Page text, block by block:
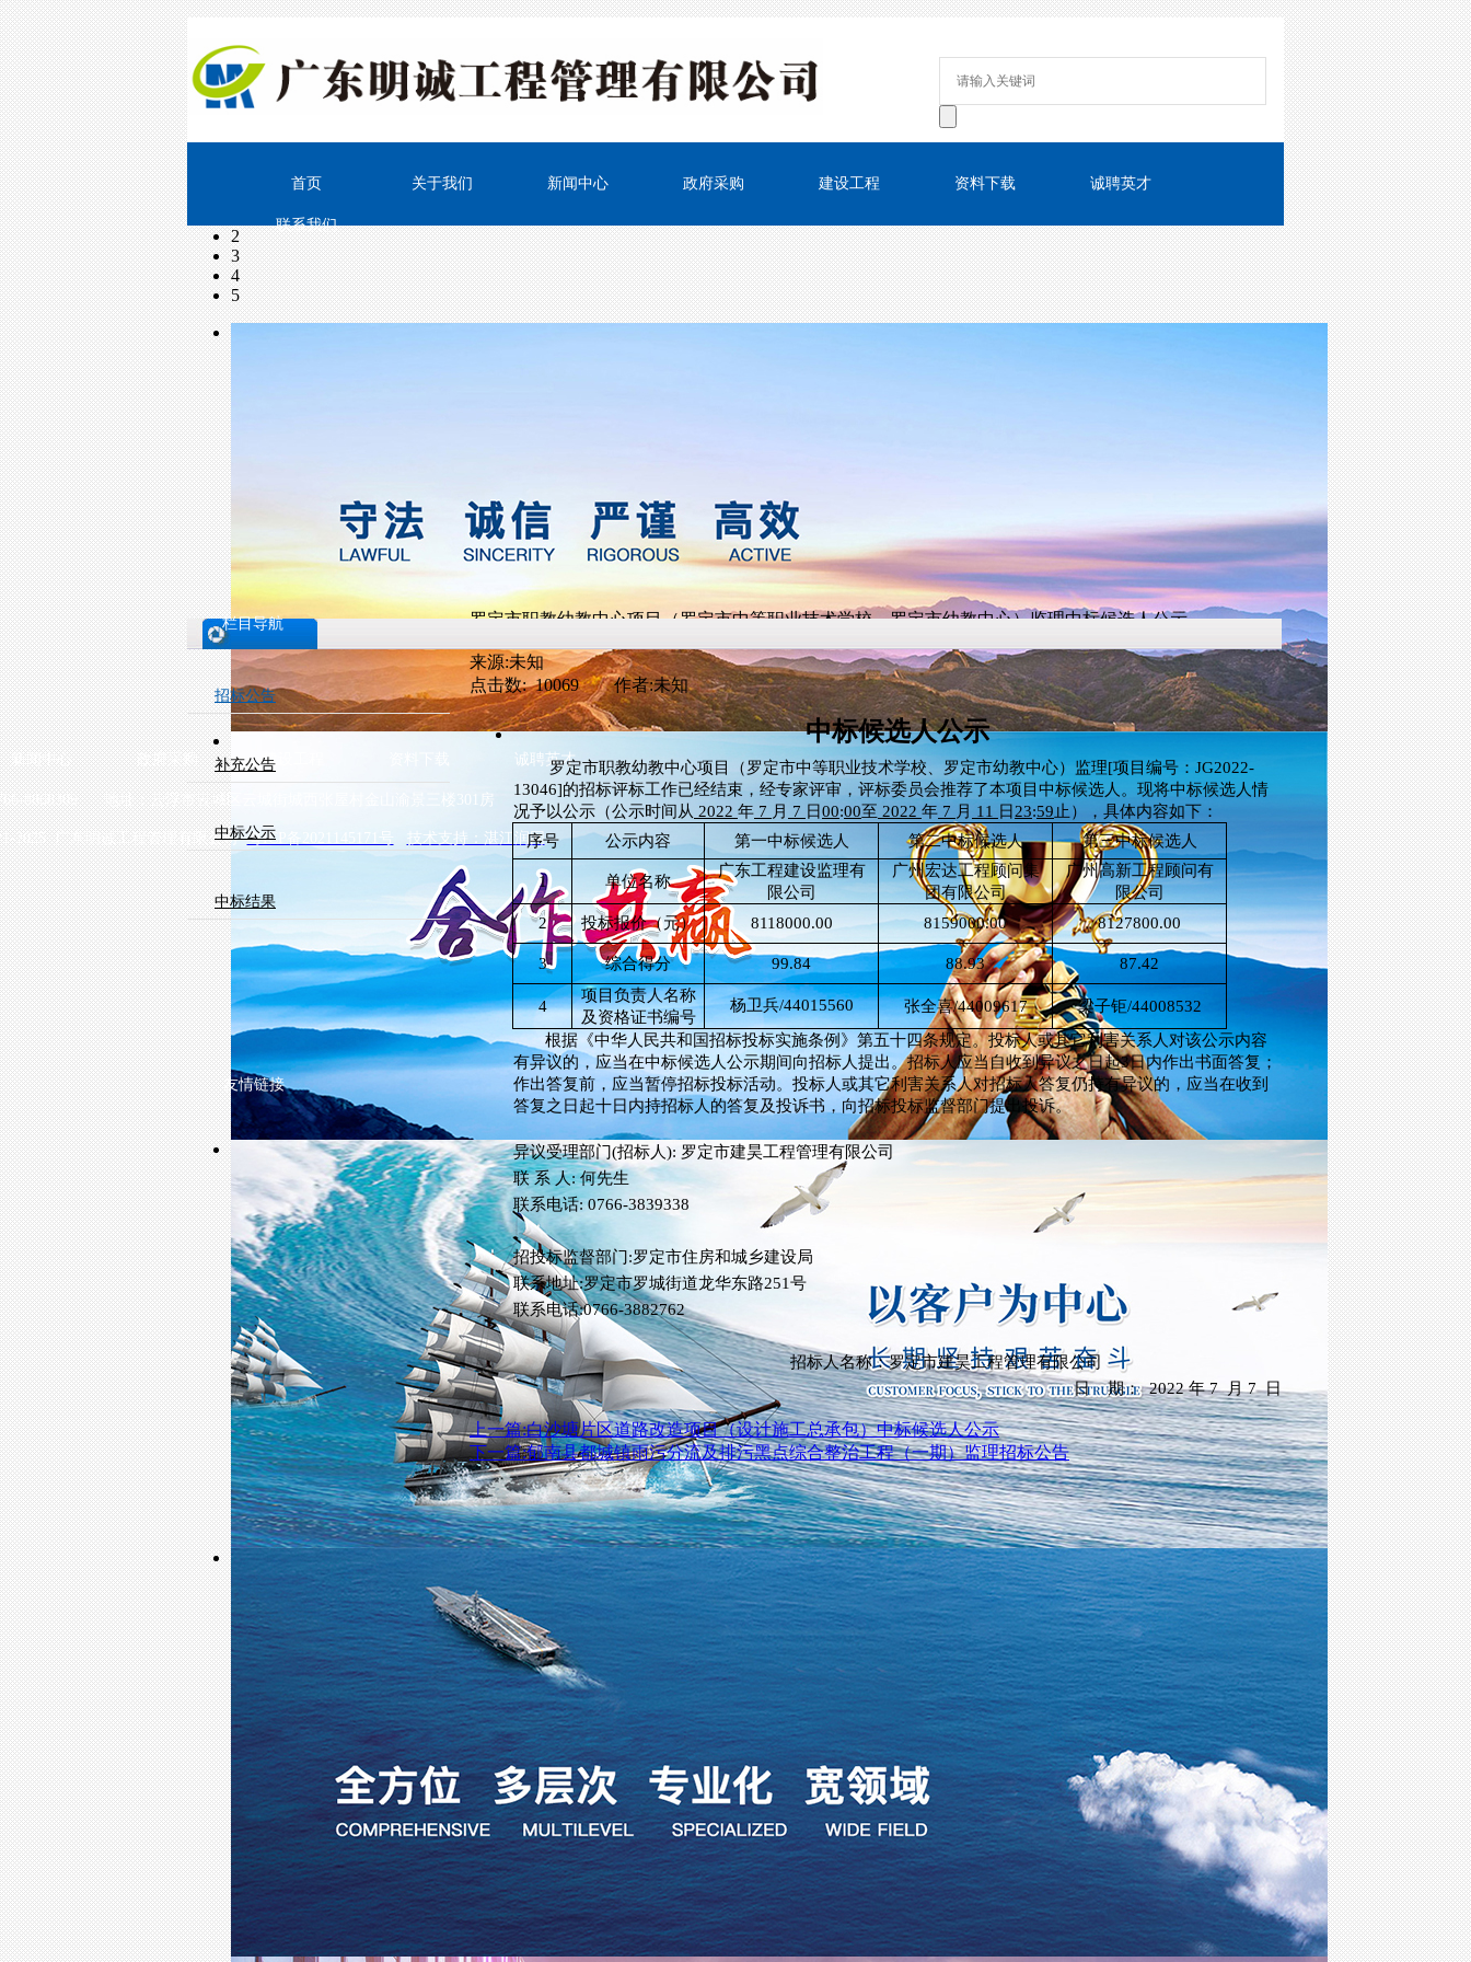
首页 关于我们 新闻中心 政府采购 建设工程 资料下载 诚聘英才
联系我们
2
3
4
5
栏目导航
友情链接
罗定市职教幼教中心项目（罗定市中等职业技术学校、罗定市幼教中心）监理中标候选人公示
来源:未知
点击数: 10069 作者:未知
中标候选人公示
罗定市职教幼教中心项目（罗定市中等职业技术学校、罗定市幼教中心）监理[项目编号：JG2022-
13046]的招标评标工作已经结束，经专家评审，评标委员会推荐了本项目中标候选人。现将中标候选人情
况予以公示（公示时间从 2022 年 7 月 7 日00:00至 2022 年 7 月 11 日 23:59 止），具体内容如下：
序号
公示内容 第一中标候选人 第二中标候选人 第三中标候选人
1 单位名称
广东工程建设监理有
限公司
广州宏达工程顾问集
团有限公司
广州高新工程顾问有
限公司
2
投标报价（元） 8118000.00 8159000.00 8127800.00
3 综合得分 99.84 88.93 87.42
4
项目负责人名称
及资格证书编号
杨卫兵/44015560 张全喜/44009617 梁子钜/44008532
根据《中华人民共和国招标投标实施条例》第五十四条规定。投标人或其它利害关系人对该公示内容
有异议的，应当在中标候选人公示期间向招标人提出。招标人应当自收到异议之日起3日内作出书面答复；
作出答复前，应当暂停招标投标活动。投标人或其它利害关系人对招标人答复仍持有异议的，应当在收到
答复之日起十日内持招标人的答复及投诉书，向招标投标监督部门提出投诉。
异议受理部门(招标人): 罗定市建昊工程管理有限公司
联 系 人: 何先生
联系电话:0766-3839338
招投标监督部门 :罗定市住房和城乡建设局
联系地址:罗定市罗城街道龙华东路251号
联系电话:0766-3882762
招标人名称：罗定市建昊工程管理有限公司
日
期： 2022 年 7 月 7 日
上一篇:白沙塘片区道路改造项目（设计施工总承包）中标候选人公示
下一篇:郁南县都城镇雨污分流及排污黑点综合整治工程（一期）监理招标公告
招标公告
补充公告
中标公示
中标结果
新闻中心 政府采购 建设工程 诚聘英才
8868309 地址：云浮市云城区云城街城西张屋村金山渝景三楼301房
2025 广东明诚工程管理有限公司粤ICP备2021145171号 技术支持：湛江润网